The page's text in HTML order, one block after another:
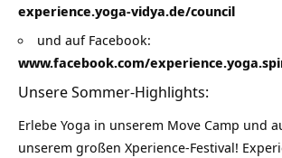
experience.yoga-vidya.de/council
und auf Facebook:
www.facebook.com/
Unsere Sommer-Highlights:
Erlebe Yoga in unserem Move Camp und
unserem großen Xperience-Festival!